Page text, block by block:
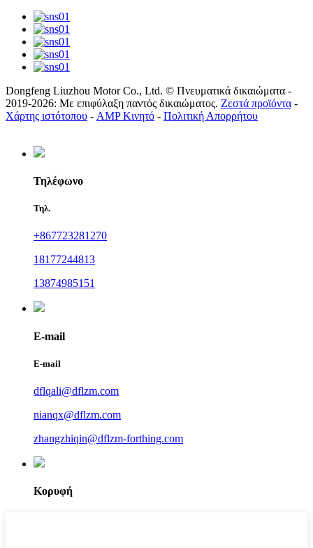
Dongfeng Liuzhou Motor Co., Ltd. © Πνευματικά δικαιώματα -
2019-2026: Με επιφύλαξη παντός δικαιώματος. Ζεστά προϊόντα -
Χάρτης ιστότοπου - AMP Κινητό - Πολιτική Απορρήτου
Τηλέφωνο
Τηλ.
+867723281270
18177244813
13874985151
E-mail
E-mail
dflqali@dflzm.com
nianqx@dflzm.com
zhangzhiqin@dflzm-forthing.com
Κορυφή